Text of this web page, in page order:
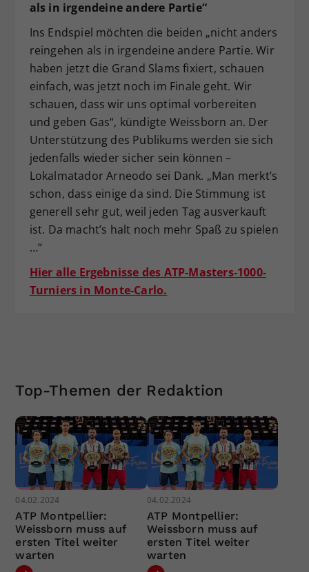
als in irgendeine andere Partie“
Ins Endspiel möchten die beiden „nicht anders
reingehen als in irgendeine andere Partie. Wir
haben jetzt die Grand Slams fixiert, schauen
einfach, was jetzt noch im Finale geht. Wir
schauen, dass wir uns optimal vorbereiten
und geben Gas“, kündigte Weissborn an. Der
Unterstützung des Publikums werden sie sich
jedenfalls wieder sicher sein können –
Lokalmatador Arneodo sei Dank. „Man merkt’s
schon, dass einige da sind. Die Stimmung ist
generell sehr gut, weil jeden Tag ausverkauft
ist. Da macht’s halt noch mehr Spaß zu spielen
…“
Hier alle Ergebnisse des ATP-Masters-1000-
Turniers in Monte-Carlo.
Top-Themen der Redaktion
04.02.2024
ATP Montpellier:
Weissborn muss auf
ersten Titel weiter
warten
04.02.2024
ATP Montpellier:
Weissborn muss auf
ersten Titel weiter
warten